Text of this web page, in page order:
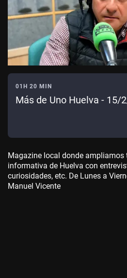
01H 20 MIN
Más de Uno Huelva - 15/
Magazine local donde
informativa de Huelva con
curiosidades, etc. De Lunes a
Manuel Vicente